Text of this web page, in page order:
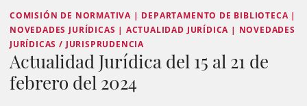
COMISIÓN DE NORMATIVA | DEPARTAMENTO DE BIBLIOTECA |
NOVEDADES JURÍDICAS | ACTUALIDAD JURÍDICA | NOVEDADES
JURÍDICAS / JURISPRUDENCIA
Actualidad Jurídica del 15 al 21 de
febrero del 2024